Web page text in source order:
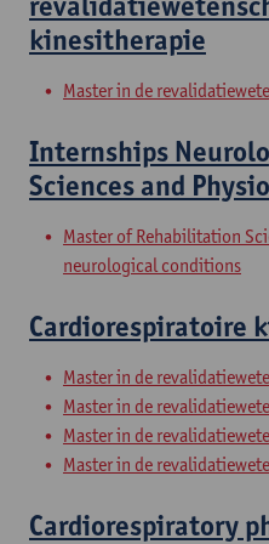
kinesitherapie
Master in de
Internships
Sciences and
Master of Rehabilitation
neurological conditions
Cardiorespiratoire
Master in de
Master in de
Master in de
Master in de
Cardiorespiratory